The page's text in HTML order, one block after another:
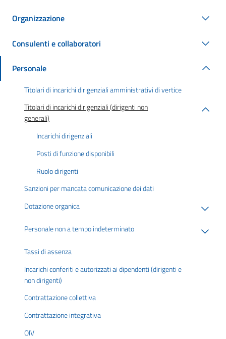
Organizzazione
Consulenti e collaboratori
Personale
Titolari di incarichi dirigenziali amministrativi di vertice
Titolari di incarichi dirigenziali (dirigenti non
generali)
Incarichi dirigenziali
Posti di funzione disponibili
Ruolo dirigenti
Sanzioni per mancata comunicazione dei dati
Dotazione organica
Personale non a tempo indeterminato
Tassi di assenza
Incarichi conferiti e autorizzati ai dipendenti (dirigenti e
non dirigenti)
Contrattazione collettiva
Contrattazione integrativa
OIV